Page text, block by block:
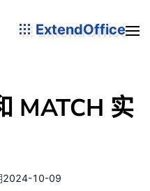
ExtendOffice
MATCH 实
2024-10-09